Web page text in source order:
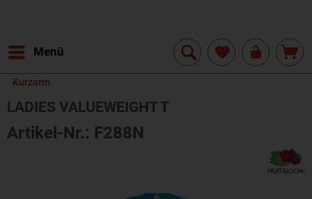
Menü
Kurzarm
LADIES VALUEWEIGHT T
Artikel-Nr.: F288N